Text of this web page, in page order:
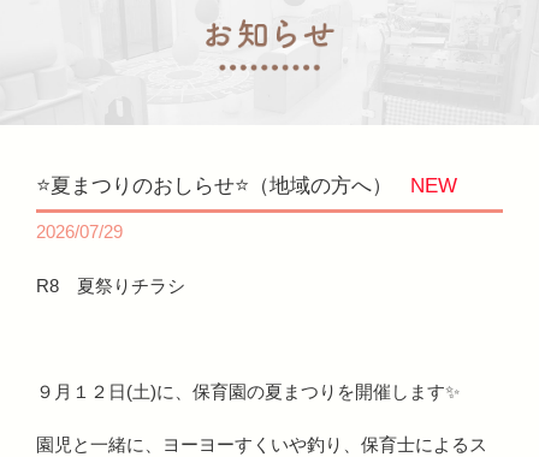
⭐夏まつりのおしらせ⭐（地域の方へ） NEW
2026/07/29
R8 夏祭りチラシ
９月１２日(土)に、保育園の夏まつりを開催します✨
園児と一緒に、ヨーヨーすくいや釣り、保育士によるス